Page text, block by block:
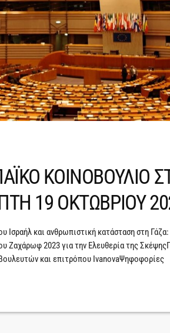
ΚΟΙΝΟΒΟΥΛΙΟ
19 ΟΚΤΩΒΡΙΟΥ
Ισραήλ και ανθρωπιστική κατάσταση στη
Ζαχάρωφ 2023 για την Ελευθερία της
και επιτρόπου IvanovaΨηφοφορίες